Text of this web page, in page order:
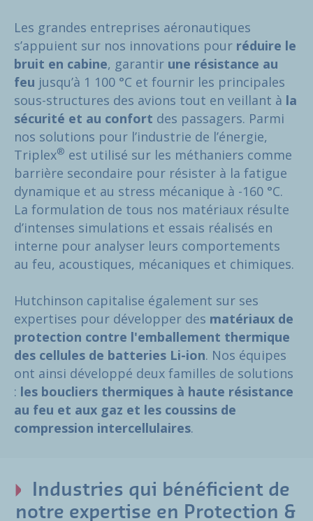
Les grandes entreprises aéronautiques
s’appuient sur nos innovations pour réduire le
bruit en cabine, garantir une résistance au
feu jusqu’à 1 100 °C et fournir les principales
sous-structures des avions tout en veillant à la
sécurité et au confort des passagers. Parmi
nos solutions pour l’industrie de l’énergie,
Triplex® est utilisé sur les méthaniers comme
barrière secondaire pour résister à la fatigue
dynamique et au stress mécanique à -160 °C.
La formulation de tous nos matériaux résulte
d’intenses simulations et essais réalisés en
interne pour analyser leurs comportements
au feu, acoustiques, mécaniques et chimiques.
Hutchinson capitalise également sur ses
expertises pour développer des matériaux de
protection contre l'emballement thermique
des cellules de batteries Li-ion. Nos équipes
ont ainsi développé deux familles de solutions
: les boucliers thermiques à haute résistance
au feu et aux gaz et les coussins de
compression intercellulaires.
Industries qui bénéficient de
notre expertise en Protection &